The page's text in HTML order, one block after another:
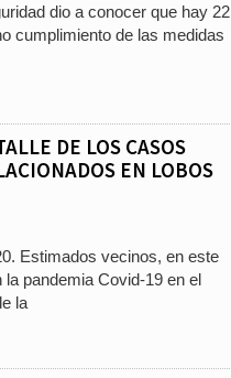
dio a conocer que hay 22
cumplimiento de las medidas
DE LOS CASOS
EN LOBOS
Estimados vecinos, en este
pandemia Covid-19 en el
la